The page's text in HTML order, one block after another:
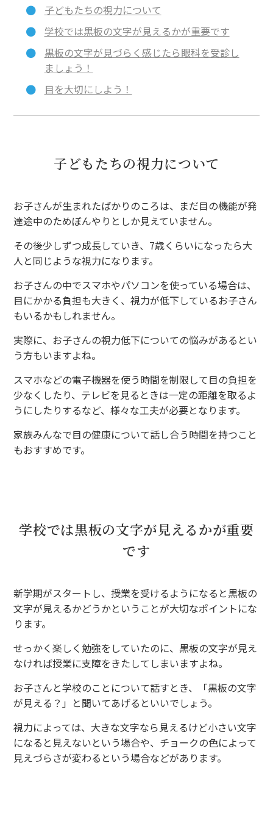
子どもたちの視力について
学校では黒板の文字が見えるかが重要です
黒板の文字が見づらく感じたら眼科を受診し
ましょう！
目を大切にしよう！
子どもたちの視力について
お子さんが生まれたばかりのころは、まだ目の機能が発
達途中のためぼんやりとしか見えていません。
その後少しずつ成長していき、7歳くらいになったら大
人と同じような視力になります。
お子さんの中でスマホやパソコンを使っている場合は、
目にかかる負担も大きく、視力が低下しているお子さん
もいるかもしれません。
実際に、お子さんの視力低下についての悩みがあるとい
う方もいますよね。
スマホなどの電子機器を使う時間を制限して目の負担を
少なくしたり、テレビを見るときは一定の距離を取るよ
うにしたりするなど、様々な工夫が必要となります。
家族みんなで目の健康について話し合う時間を持つこと
もおすすめです。
学校では黒板の文字が見えるかが重要
です
新学期がスタートし、授業を受けるようになると黒板の
文字が見えるかどうかということが大切なポイントにな
ります。
せっかく楽しく勉強をしていたのに、黒板の文字が見え
なければ授業に支障をきたしてしまいますよね。
お子さんと学校のことについて話すとき、「黒板の文字
が見える？」と聞いてあげるといいでしょう。
視力によっては、大きな文字なら見えるけど小さい文字
になると見えないという場合や、チョークの色によって
見えづらさが変わるという場合などがあります。